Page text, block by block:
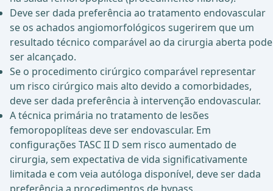
Deve ser dada preferência ao tratamento endovascular
se os achados angiomorfológicos sugerirem que um
resultado técnico comparável ao da cirurgia aberta pode
ser alcançado.
Se o procedimento cirúrgico comparável representar
um risco cirúrgico mais alto devido a comorbidades,
deve ser dada preferência à intervenção endovascular.
A técnica primária no tratamento de lesões
femoropoplíteas deve ser endovascular. Em
configurações TASC II D sem risco aumentado de
cirurgia, sem expectativa de vida significativamente
limitada e com veia autóloga disponível, deve ser dada